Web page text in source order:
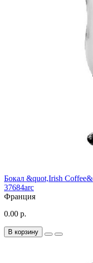
Бокал &quot,Irish
37684arc
Франция
0.00 р.
В корзину